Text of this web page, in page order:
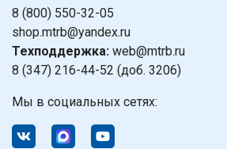
8 (800) 550-32-05
shop.mtrb@yandex.ru
Техподдержка: web@mtrb.ru
8 (347) 216-44-52 (доб. 3206)
Мы в социальных сетях: